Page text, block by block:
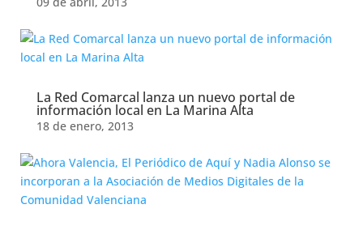
La Red Comarcal lanza un nuevo portal de
información local en La Marina Alta
18 de enero, 2013